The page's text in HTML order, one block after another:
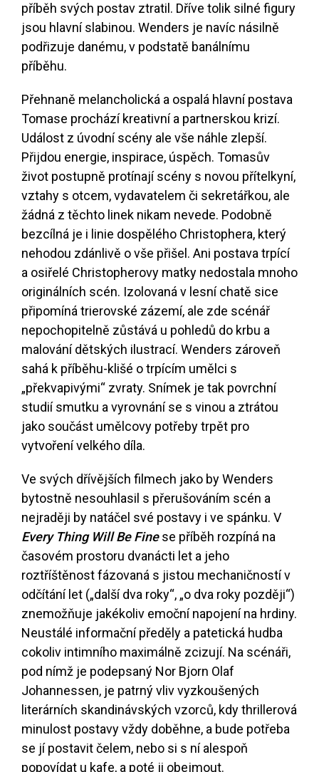
příběh svých postav ztratil. Dříve tolik silné figury
jsou hlavní slabinou. Wenders je navíc násilně
podřizuje danému, v podstatě banálnímu
příběhu.
Přehnaně melancholická a ospalá hlavní postava
Tomase prochází kreativní a partnerskou krizí.
Událost z úvodní scény ale vše náhle zlepší.
Přijdou energie, inspirace, úspěch. Tomasův
život postupně protínají scény s novou přítelkyní,
vztahy s otcem, vydavatelem či sekretářkou, ale
žádná z těchto linek nikam nevede. Podobně
bezcílná je i linie dospělého Christophera, který
nehodou zdánlivě o vše přišel. Ani postava trpící
a osiřelé Christopherovy matky nedostala mnoho
originálních scén. Izolovaná v lesní chatě sice
připomíná trierovské zázemí, ale zde scénář
nepochopitelně zůstává u pohledů do krbu a
malování dětských ilustrací. Wenders zároveň
sahá k příběhu-klišé o trpícím umělci s
„překvapivými“ zvraty. Snímek je tak povrchní
studií smutku a vyrovnání se s vinou a ztrátou
jako součást umělcovy potřeby trpět pro
vytvoření velkého díla.
Ve svých dřívějších filmech jako by Wenders
bytostně nesouhlasil s přerušováním scén a
nejraději by natáčel své postavy i ve spánku. V
Every Thing Will Be Finese příběh rozpíná na
časovém prostoru dvanácti let a jeho
roztříštěnost fázovaná s jistou mechaničností v
odčítání let („další dva roky“, „o dva roky později“)
znemožňuje jakékoliv emoční napojení na hrdiny.
Neustálé informační předěly a patetická hudba
cokoliv intimního maximálně zcizují. Na scénáři,
pod nímž je podepsaný Nor Bjorn Olaf
Johannessen, je patrný vliv vyzkoušených
literárních skandinávských vzorců, kdy thrillerová
minulost postavy vždy doběhne, a bude potřeba
se jí postavit čelem, nebo si s ní alespoň
popovídat u kafe, a poté ji obejmout.